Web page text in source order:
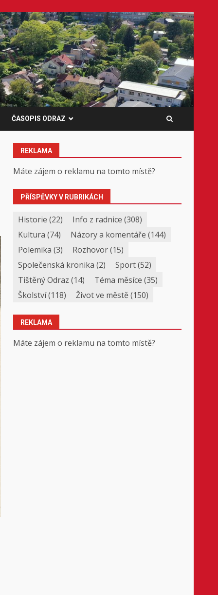
ČASOPIS ODRAZ
REKLAMA
Máte zájem o reklamu na tomto místě?
PŘÍSPĚVKY V RUBRIKÁCH
Historie (22) Info z radnice (308)
Kultura (74) Názory a komentáře (144)
Polemika (3) Rozhovor(15)
Společenská kronika (2) Sport(52)
Tištěný Odraz (14) Téma měsíce (35)
Školství(118) Život ve městě(150)
REKLAMA
Máte zájem o reklamu na tomto místě?